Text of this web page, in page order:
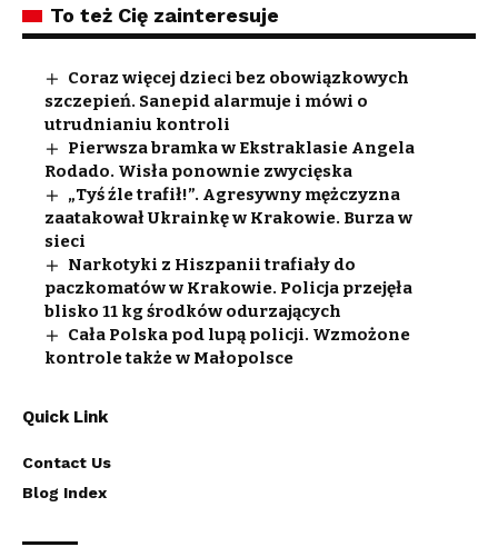
To też Cię zainteresuje
Coraz więcej dzieci bez obowiązkowych
szczepień. Sanepid alarmuje i mówi o
utrudnianiu kontroli
Pierwsza bramka w Ekstraklasie Angela
Rodado. Wisła ponownie zwycięska
„Tyś źle trafił!”. Agresywny mężczyzna
zaatakował Ukrainkę w Krakowie. Burza w
sieci
Narkotyki z Hiszpanii trafiały do
paczkomatów w Krakowie. Policja przejęła
blisko 11 kg środków odurzających
Cała Polska pod lupą policji. Wzmożone
kontrole także w Małopolsce
Quick Link
Contact Us
Blog Index